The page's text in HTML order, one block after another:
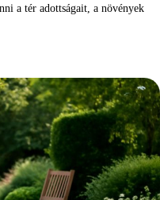
a tér adottságait, a növények